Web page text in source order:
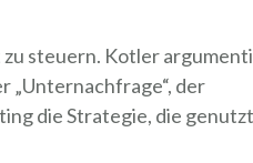
steuern. Kotler
„Unternachfrage“, der
die Strategie, die